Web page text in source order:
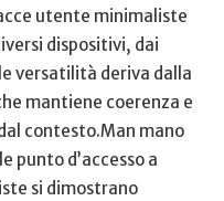
utente​ minimaliste
dispositivi, dai
versatilità deriva dalla
⁢mantiene coerenza e
contesto.Man mano
punto d’accesso a
si dimostrano